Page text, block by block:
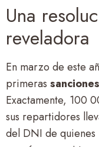
Una
reveladora
En marzo de este
primeras
Exactamente, 100
sus repartidores
del DNI de